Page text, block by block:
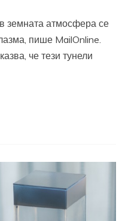
земната атмосфера се
пише MailOnline.
че тези тунели